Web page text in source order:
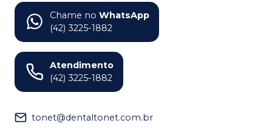
Chame no WhatsApp
(42) 3225-1882
Atendimento
(42) 3225-1882
tonet@dentaltonet.com.br